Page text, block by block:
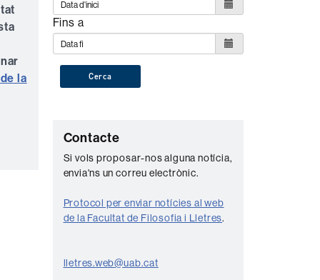
la
Fins a
Cerca
C
o
n
t
a
t
Contacte
Si vols proposar-nos alguna notícia,
envia'ns un correu electrònic.
Protocol per enviar notícies al web
de la Facultat de Filosofia i Lletres.
lletres.web@uab.cat